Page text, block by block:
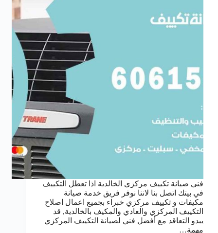
فني صيانة تكييف مركزي الخالدية اذا تعطل التكييف
في بيتك اتصل بنا لاننا نوفر فريق خدمة صيانة
مكيفات و تكييف مركزي خبراء بجميع اعمال اصلاح
التكييف المركزي والعادي والمكيف بالخالدية, قد
يبدو التعاقد مع أفضل فني لصيانة التكييف المركزي
مهمة…